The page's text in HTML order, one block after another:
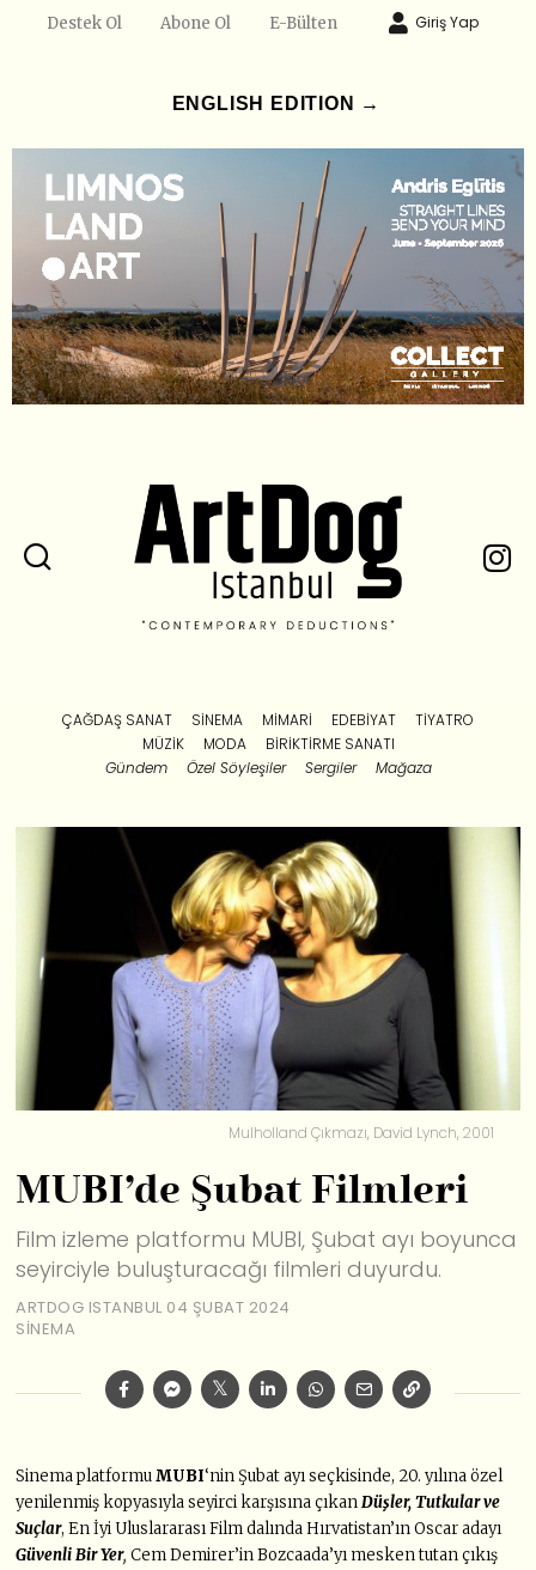
Destek Ol Abone Ol E-Bülten Giriş Yap
ENGLISH EDITION →
ÇAĞDAŞ SANAT SINEMA MIMARI EDEBIYAT
TIYATRO
MÜZIK
MODA
BIRIKTIRME SANATI
Gündem
Özel Söyleşiler Sergiler Mağaza
Mulholland Çıkmazı, David Lynch, 2001
MUBI’de Şubat Filmleri
Film izleme platformu MUBI, Şubat ayı boyunca
seyirciyle buluşturacağı filmleri duyurdu.
ARTDOG ISTANBUL 04 ŞUBAT 2024
SINEMA
Sinema platformuMUBI‘nin Şubat ayı seçkisinde, 20. yılına özel
yenilenmiş kopyasıyla seyirci karşısına çıkanDüşler, Tutkular ve
Suçlar, En İyi Uluslararası Film dalında Hırvatistan’ın Oscar adayı
Güvenli Bir Yer, Cem Demirer’in Bozcaada’yı mesken tutan çıkış